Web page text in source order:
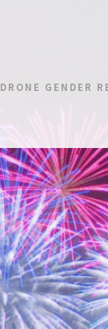
DRONE GENDER